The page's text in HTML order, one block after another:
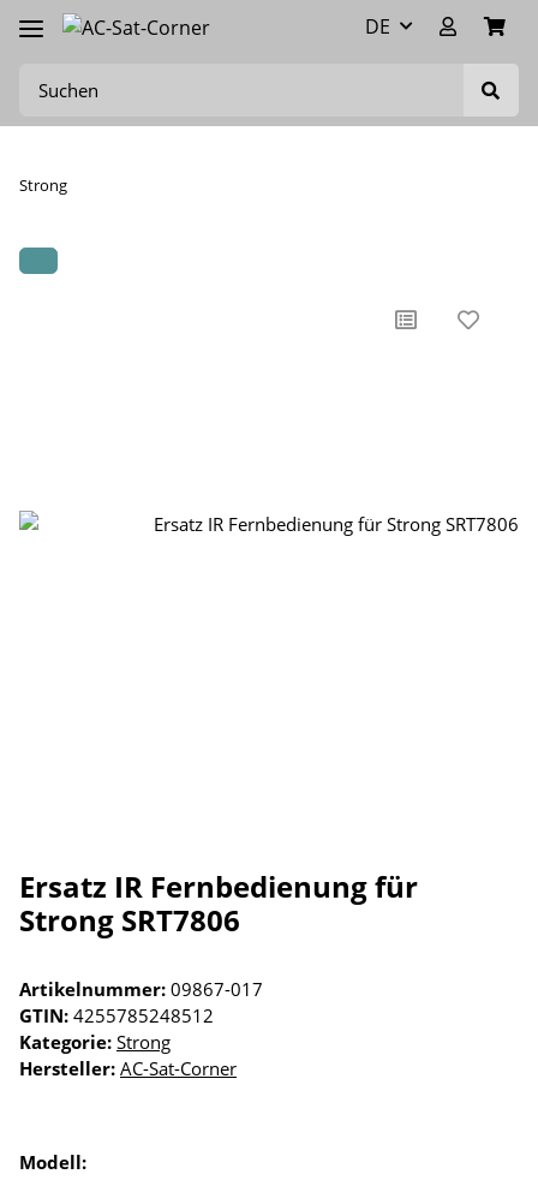
DE
Strong
Ersatz IR Fernbedienung für
Strong SRT7806
Artikelnummer: 09867-017
GTIN: 4255785248512
Kategorie: Strong
Hersteller: AC-Sat-Corner
Modell: